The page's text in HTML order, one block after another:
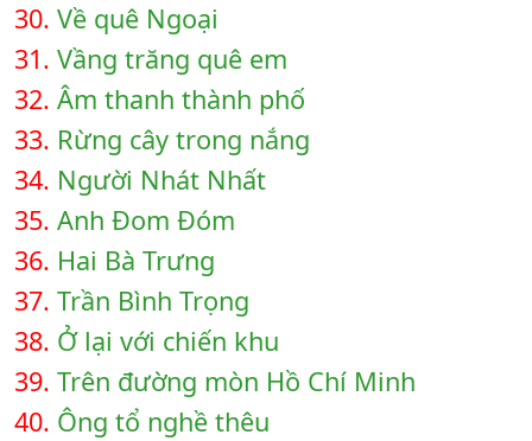
30. Về quê Ngoại
31. Vầng trăng quê em
32. Âm thanh thành phố
33. Rừng cây trong nắng
34. Người Nhát Nhất
35. Anh Đom Đóm
36. Hai Bà Trưng
37. Trần Bình Trọng
38. Ở lại với chiến khu
39. Trên đường mòn Hồ Chí Minh
40. Ông tổ nghề thêu